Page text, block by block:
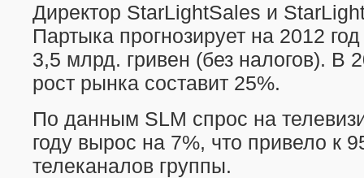
Директор StarLightSales и
Партыка прогнозирует на 2012
3,5 млрд. гривен (без налогов). В
рост рынка составит 25%.
По данным SLM спрос на
году вырос на 7%, что привело к
телеканалов группы.